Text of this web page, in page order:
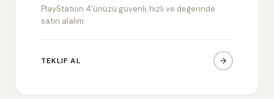
PlayStation 4’ünüzü güvenli, hızlı ve değerinde
satın alalım
TEKLIF AL